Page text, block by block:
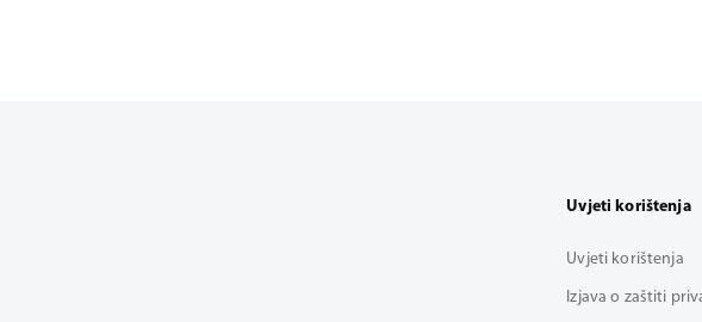
Uvjeti korištenja
Uvjeti korištenja
Izjava o zaštiti